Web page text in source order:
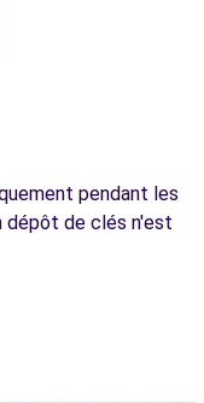
pendant les
dépôt de clés n'est